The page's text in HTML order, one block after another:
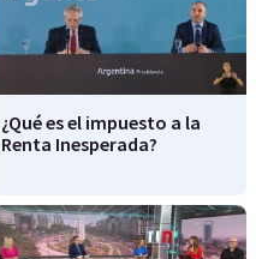
¿Qué es el impuesto a la
Renta Inesperada?